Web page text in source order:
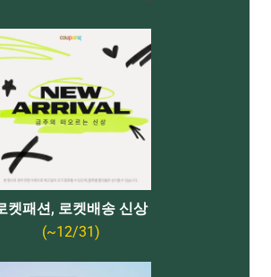
켓패션, 로켓배송 신상
(~12/31)